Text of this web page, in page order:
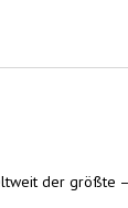
der